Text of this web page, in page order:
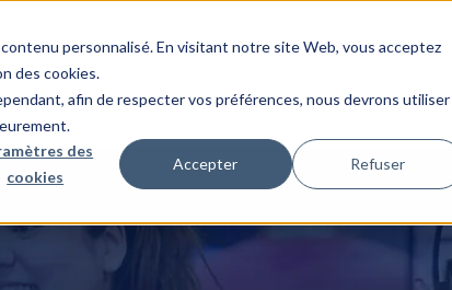
personnalisé. En visitant notre site Web, vous acceptez
des cookies.
afin de respecter vos préférences, nous devrons utiliser
des
cookies
Accepter Refuser